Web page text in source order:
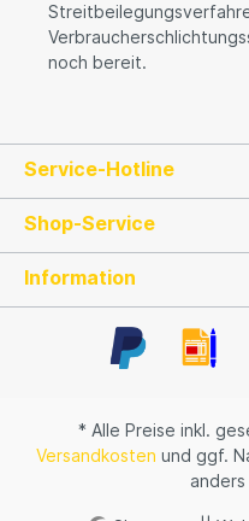
noch bereit.
Service-Hotline
Shop-Service
Information
* Alle Preise inkl.
Versandkosten und ggf.